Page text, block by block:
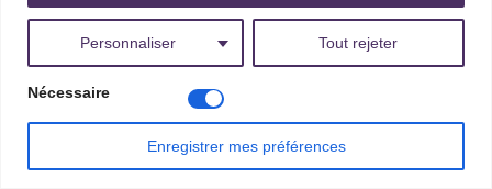
Personnaliser Tout rejeter
Nécessaire
Enregistrer mes préférences